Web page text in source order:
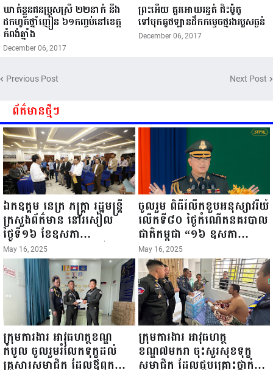
ឃាត់ខ្លួនជនប្រុសស្រី ២២នាក់ នឹង
ដកហូតថ្នាំញៀន ៦១កញ្ចប់នៅ​ខេត្ត​
កំពង់​ឆ្នាំង
December 06, 2017
ព្រះអើយ គួរអោយរន្ធត់ ជិះម៉ូតូ
ទៅបុកគូថឡានដឹកកម្ទេចថ្មរងរបួសធ្ងន់
December 06, 2017
Previous Post Next Post
ព័ត៌មានថ្មីៗ
ឯកឧត្តម នេត្រ ភក្ត្រា រដ្ឋមន្ត្រី
ក្រសួងព័ត៌មាន នៅរសៀល
ថ្ងៃទី១៦ ខែឧសភា
ឆ្នាំ២០២៥នេះ បានអញ្ជើញចុះ
ធ្វើជំរឿនថ្នាក់ដឹកនាំមន្ត្រីរាជ
ការស៉ីវិល នៃក្រសួងព័ត៌មាន...
May 16, 2025
ចូលរួម ពិធីរំលឹកខួបអនុស្សាវរីយ៍
លើកទី៨០ ថ្ងៃកំណើតនគរបាល
ជាតិកម្ពុជា “១៦ ឧសភា
១៩៤៥ ~ ១៦ ឧសភា
២០២៥”...
May 16, 2025
ក្រុមការងារ អាវុធហត្ថខណ្ឌ
កំបូល ចូលរួមរំលែកទុក្ខដល់
គ្រួសារសមាជិក ដែលឪពុកក្មេក
ក្រុមការងារ អាវុធហត្ថ
ខណ្ឌ៧មករា ចុះសួរសុខទុក្ខ
សមាជិក ដែលជួបគ្រោះថ្នាក់